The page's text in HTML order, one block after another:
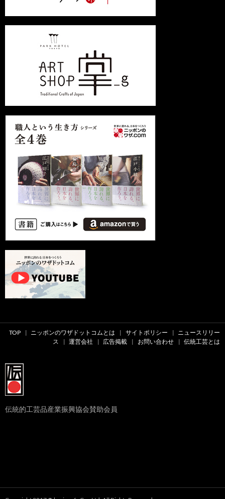
TOP ニッポンのワザドットコムとは サイトポリシー
ニュースリリー
ス
運営会社 広告掲載 お問い合わせ 伝統工芸とは
伝統的工芸品産業振興協会賛助会員